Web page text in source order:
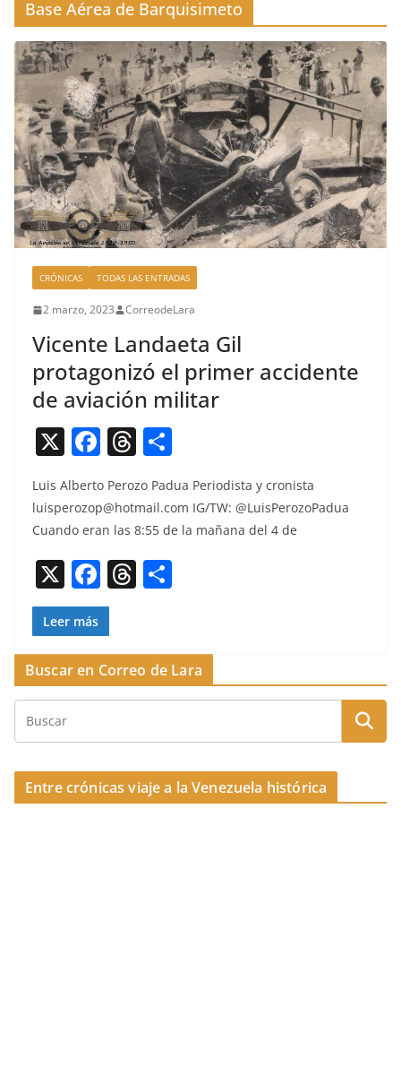
Base Aérea de Barquisimeto
CRÓNICAS TODAS LAS ENTRADAS
2 marzo, 2023 CorreodeLara
Vicente Landaeta Gil
protagonizó el primer accidente
de aviación militar
X F
c
e
b
o
o
k
T
re
a
d
s
o
m
p
Luis Alber­to Per­o­zo Pad­ua Peri­odista y cro­nista
luisperozop@hotmail.com IG/TW: @LuisPerozoPadua
Cuan­do eran las 8:55 de la mañana del 4 de
X F
a
c
e
b
o
k
T
a
d
p
ar
Leer más
Buscar en Correo de Lara
Entre crónicas viaje a la Venezuela histórica